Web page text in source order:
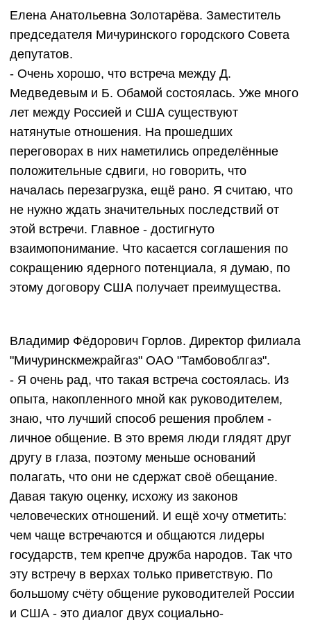
Елена Анатольевна Золотарёва. Заместитель
председателя Мичуринского городского Совета
депутатов.
- Очень хорошо, что встреча между Д.
Медведевым и Б. Обамой состоялась. Уже много
лет между Россией и США существуют
натянутые отношения. На прошедших
переговорах в них наметились определённые
положительные сдвиги, но говорить, что
началась перезагрузка, ещё рано. Я считаю, что
не нужно ждать значительных последствий от
этой встречи. Главное - достигнуто
взаимопонимание. Что касается соглашения по
сокращению ядерного потенциала, я думаю, по
этому договору США получает преимущества.
Владимир Фёдорович Горлов. Директор филиала
"Мичуринскмежрайгаз" ОАО "Тамбовоблгаз".
- Я очень рад, что такая встреча состоялась. Из
опыта, накопленного мной как руководителем,
знаю, что лучший способ решения проблем -
личное общение. В это время люди глядят друг
другу в глаза, поэтому меньше оснований
полагать, что они не сдержат своё обещание.
Давая такую оценку, исхожу из законов
человеческих отношений. И ещё хочу отметить:
чем чаще встречаются и общаются лидеры
государств, тем крепче дружба народов. Так что
эту встречу в верхах только приветствую. По
большому счёту общение руководителей России
и США - это диалог двух социально-